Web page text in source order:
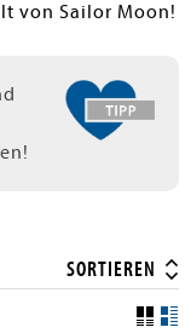
von Sailor Moon!
SORTIEREN